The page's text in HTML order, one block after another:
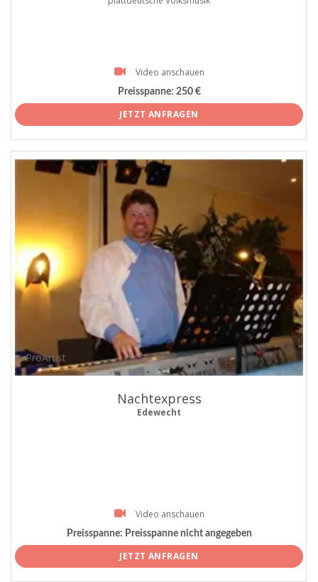
Video anschauen
Preisspanne: 250 €
JETZT ANFRAGEN
ProArtist
Nachtexpress
Edewecht
Video anschauen
Preisspanne: Preisspanne nicht angegeben
JETZT ANFRAGEN